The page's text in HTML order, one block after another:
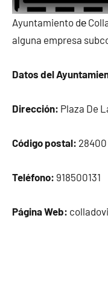
Ayuntamiento dе
alguna empresa
Datos del
Dirección: Plaza De
Código postal: 28400
Teléfono: 918500131
Página Web: